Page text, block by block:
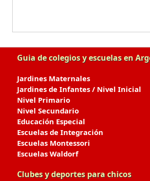
Guia de colegios y escuelas en
Jardines Maternales
Jardines de Infantes / Nivel Inicial
Nivel Primario
Nivel Secundario
Educación Especial
Escuelas de Integración
Escuelas Montessori
Escuelas Waldorf
Clubes y deportes para chicos